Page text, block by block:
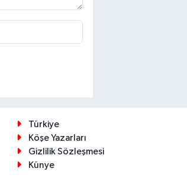
Türkiye
Köşe Yazarları
Gizlilik Sözleşmesi
Künye